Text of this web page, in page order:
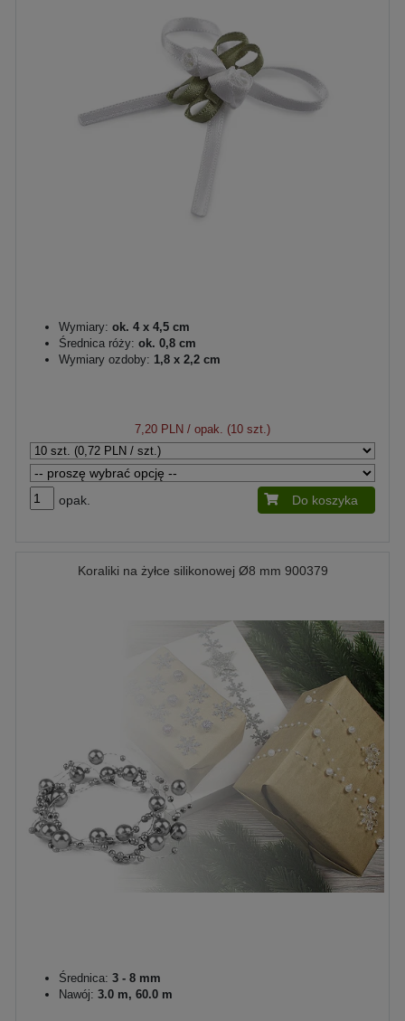
Wymiary: ok. 4 x 4,5 cm
Średnica róży: ok. 0,8 cm
Wymiary ozdoby: 1,8 x 2,2 cm
7,20 PLN / opak. (10 szt.)
opak. Do koszyka
Koraliki na żyłce silikonowej Ø8 mm 900379
Średnica: 3 - 8 mm
Nawój: 3.0 m, 60.0 m